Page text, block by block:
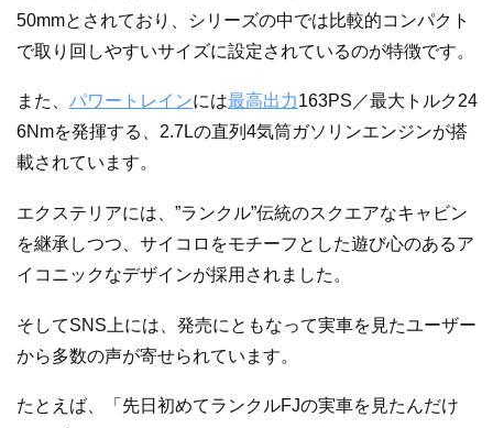
50mmとされており、シリーズの中では比較的コンパクト
で取り回しやすいサイズに設定されているのが特徴です。
また、 パワートレインには最高出力163PS／最大トルク24
6Nmを発揮する、2.7Lの直列4気筒ガソリンエンジンが搭
載されています。
エクステリアには、”ランクル”伝統のスクエアなキャビン
を継承しつつ、サイコロをモチーフとした遊び心のあるア
イコニックなデザインが採用されました。
そしてSNS上には、発売にともなって実車を見たユーザー
から多数の声が寄せられています。
たとえば、「先日初めてランクルFJの実車を見たんだけ